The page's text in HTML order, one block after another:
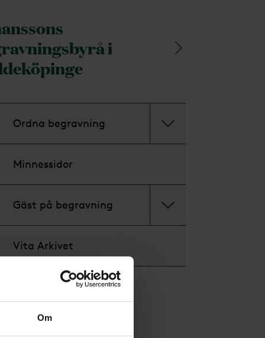
Om
i
Ordna begravning
Minnessidor
Gäst på begravning
Vita Arkivet